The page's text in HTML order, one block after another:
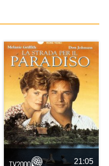
21:05